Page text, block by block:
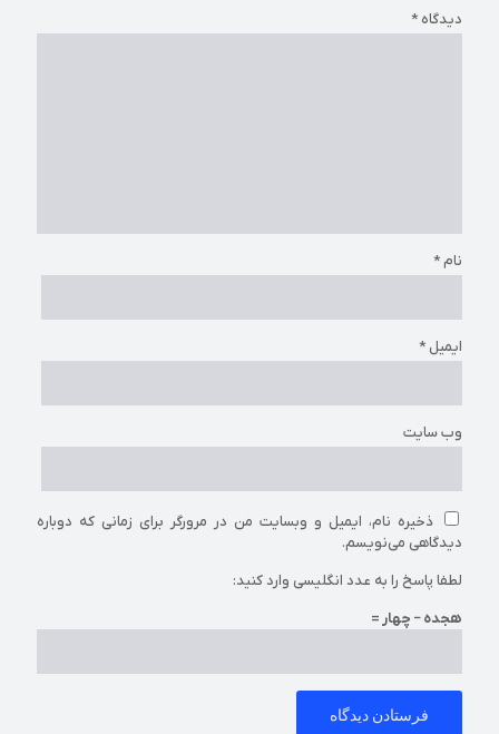
دیدگاه *
نام*
ایمیل*
وب‌ سایت
ذخیره نام، ایمیل و وبسایت من در مرورگر برای زمانی که دوباره
دیدگاهی می‌نویسم.
لطفا پاسخ را به عدد انگلیسی وارد کنید:
هجده − چهار =